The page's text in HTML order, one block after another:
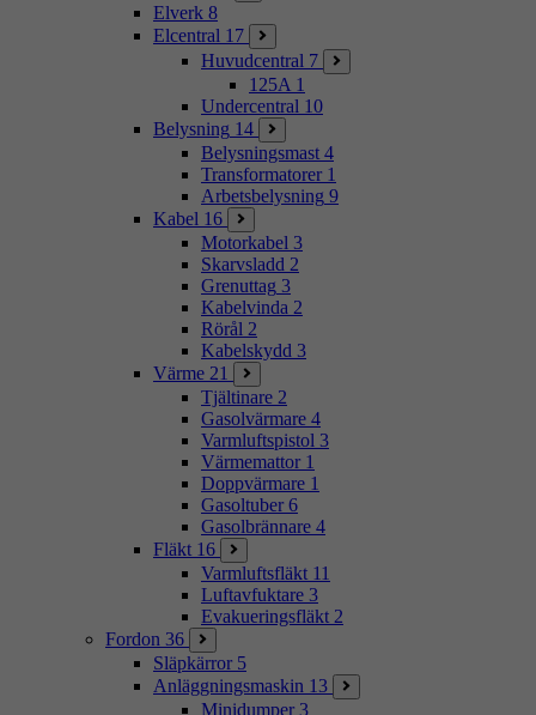
Elverk 8
Elcentral 17
Huvudcentral 7
125A 1
Undercentral 10
Belysning 14
Belysningsmast 4
Transformatorer 1
Arbetsbelysning 9
Kabel 16
Motorkabel 3
Skarvsladd 2
Grenuttag 3
Kabelvinda 2
Rörål 2
Kabelskydd 3
Värme 21
Tjältinare 2
Gasolvärmare 4
Varmluftspistol 3
Värmemattor 1
Doppvärmare 1
Gasoltuber 6
Gasolbrännare 4
Fläkt 16
Varmluftsfläkt 11
Luftavfuktare 3
Evakueringsfläkt 2
Fordon 36
Släpkärror 5
Anläggningsmaskin 13
Minidumper 3